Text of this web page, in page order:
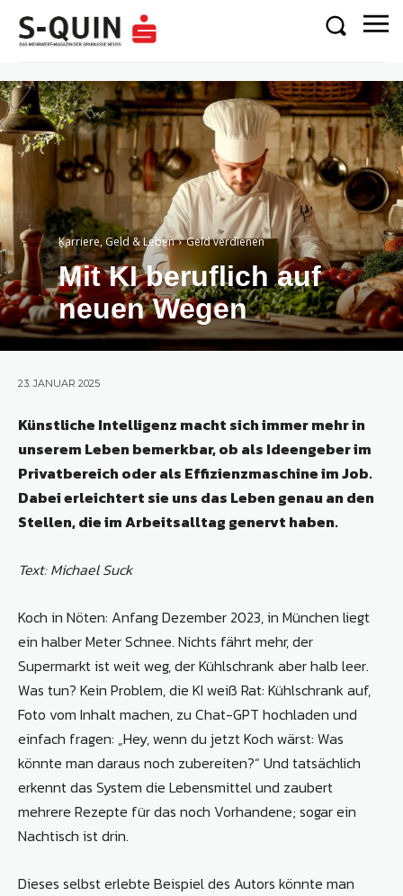
Karriere, Geld & Leben Geld verdienen
Mit KI beruflich auf
neuen Wegen
23. JANUAR 2025
Künstliche Intelligenz macht sich immer mehr in
unserem Leben bemerkbar, ob als Ideengeber im
Privatbereich oder als Effizienzmaschine im Job.
Dabei erleichtert sie uns das Leben genau an den
Stellen, die im Arbeitsalltag genervt haben.
Text: Michael Suck
Koch in Nöten: Anfang Dezember 2023, in München liegt
ein halber Meter Schnee. Nichts fährt mehr, der
Supermarkt ist weit weg, der Kühlschrank aber halb leer.
Was tun? Kein Problem, die KI weiß Rat: Kühlschrank auf,
Foto vom Inhalt machen, zu Chat-GPT hochladen und
einfach fragen: „Hey, wenn du jetzt Koch wärst: Was
könnte man daraus noch zubereiten?“ Und tatsächlich
erkennt das System die Lebensmittel und zaubert
mehrere Rezepte für das noch Vorhandene; sogar ein
Nachtisch ist drin.
Dieses selbst erlebte Beispiel des Autors könnte man